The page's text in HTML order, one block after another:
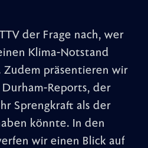
der Frage nach, wer
Klima-Notstand
Zudem präsentieren wir
Reports, der
Sprengkraft als der
könnte. In den
wir einen Blick auf